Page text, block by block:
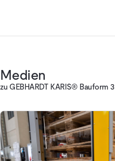
Medien
zu GEBHARDT KARIS® Bauform 3